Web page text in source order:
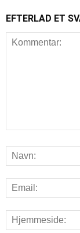
EFTERLAD ET